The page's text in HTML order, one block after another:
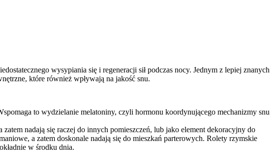
wysypiania się i regeneracji sił podczas nocy. Jednym z lepiej znanych
które również wpływają na jakość snu.
to wydzielanie melatoniny, czyli hormonu koordynującego mechanizmy snu
nadają się raczej do innych pomieszczeń, lub jako element dekoracyjny do
a zatem doskonale nadają się do mieszkań parterowych. Rolety rzymskie
w środku dnia.